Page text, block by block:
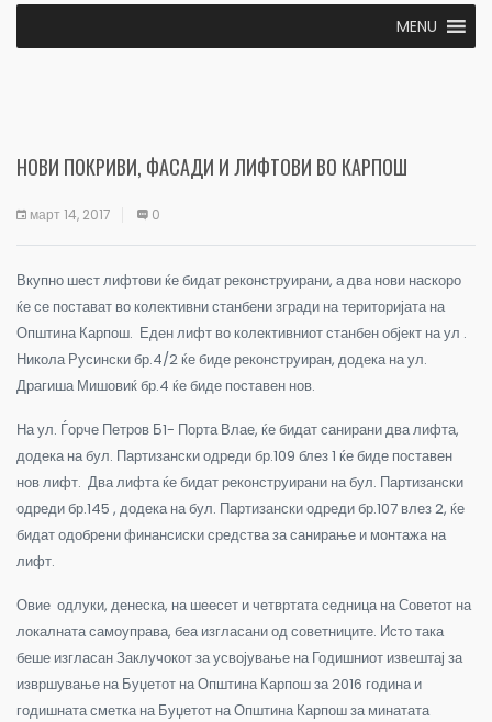
MENU
НОВИ ПОКРИВИ, ФАСАДИ И ЛИФТОВИ ВО КАРПОШ
март 14, 2017 0
Вкупно шест лифтови ќе бидат реконструирани, а два нови наскоро
ќе се постават во колективни станбени згради на територијата на
Општина Карпош. Еден лифт во колективниот станбен објект на ул .
Никола Русински бр.4/2 ќе биде реконструиран, додека на ул.
Драгиша Мишовиќ бр.4 ќе биде поставен нов.
На ул. Ѓорче Петров Б1- Порта Влае, ќе бидат санирани два лифта,
додека на бул. Партизански одреди бр.109 блез 1 ќе биде поставен
нов лифт. Два лифта ќе бидат реконструирани на бул. Партизански
одреди бр.145 , додека на бул. Партизански одреди бр.107 влез 2, ќе
бидат одобрени финансиски средства за санирање и монтажа на
лифт.
Овие одлуки, денеска, на шеесет и четвртата седница на Советот на
локалната самоуправа, беа изгласани од советниците. Исто така
беше изгласан Заклучокот за усвојување на Годишниот извештај за
извршување на Буџетот на Општина Карпош за 2016 година и
годишната сметка на Буџетот на Општина Карпош за минатата